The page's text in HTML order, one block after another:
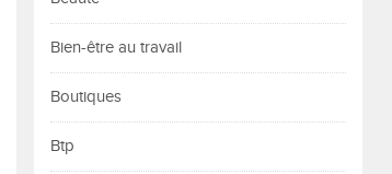
Bien-être au travail
Boutiques
Btp